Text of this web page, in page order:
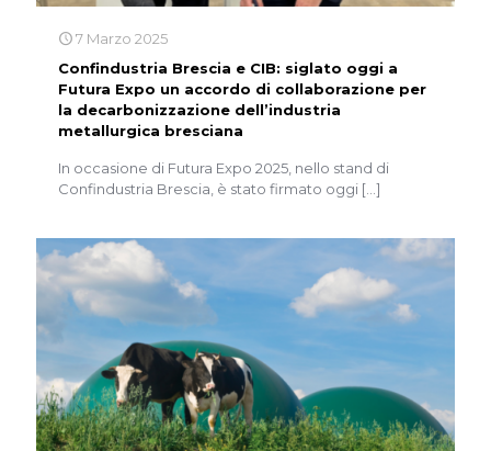
7 Marzo 2025
Confindustria Brescia e CIB: siglato oggi a
Futura Expo un accordo di collaborazione per
la decarbonizzazione dell’industria
metallurgica bresciana
In occasione di Futura Expo 2025, nello stand di
Confindustria Brescia, è stato firmato oggi […]